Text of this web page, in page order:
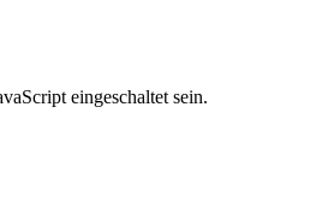
eingeschaltet sein.